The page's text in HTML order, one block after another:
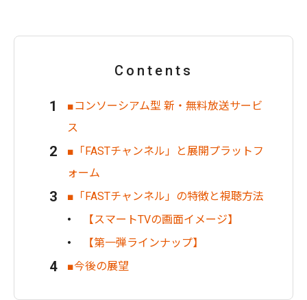
Contents
■コンソーシアム型 新・無料放送サービ
ス
■「FASTチャンネル」と展開プラットフ
ォーム
■「FASTチャンネル」の特徴と視聴方法
【スマートTVの画面イメージ】
【第一弾ラインナップ】
■今後の展望